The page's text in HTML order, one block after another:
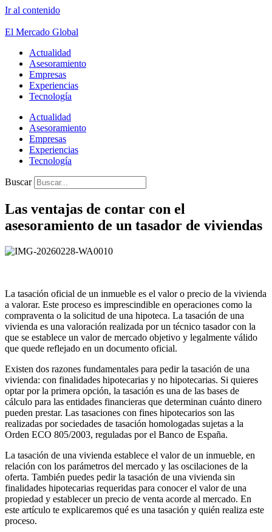
Ir al contenido
El Mercado Global
Actualidad
Asesoramiento
Empresas
Experiencias
Tecnología
Actualidad
Asesoramiento
Empresas
Experiencias
Tecnología
Buscar
Las ventajas de contar con el
asesoramiento de un tasador de viviendas
La tasación oficial de un inmueble es el valor o precio de la vivienda
a valorar. Este proceso es imprescindible en operaciones como la
compraventa o la solicitud de una hipoteca. La tasación de una
vivienda es una valoración realizada por un técnico tasador con la
que se establece un valor de mercado objetivo y legalmente válido
que quede reflejado en un documento oficial.
Existen dos razones fundamentales para pedir la tasación de una
vivienda: con finalidades hipotecarias y no hipotecarias. Si quieres
optar por la primera opción, la tasación es una de las bases de
cálculo para las entidades financieras que determinan cuánto dinero
pueden prestar. Las tasaciones con fines hipotecarios son las
realizadas por sociedades de tasación homologadas sujetas a la
Orden ECO 805/2003, reguladas por el Banco de España.
La tasación de una vivienda establece el valor de un inmueble, en
relación con los parámetros del mercado y las oscilaciones de la
oferta. También puedes pedir la tasación de una vivienda sin
finalidades hipotecarias requeridas para conocer el valor de una
propiedad y establecer un precio de venta acorde al mercado. En
este artículo te explicaremos qué es una tasación y quién realiza este
proceso.